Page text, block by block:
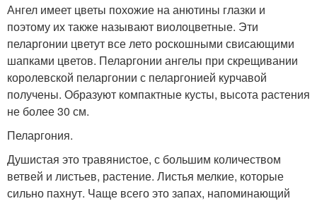
Ангел имеет цветы похожие на анютины глазки и
поэтому их также называют виолоцветные. Эти
пеларгонии цветут все лето роскошными свисающими
шапками цветов. Пеларгонии ангелы при скрещивании
королевской пеларгонии с пеларгонией курчавой
получены. Образуют компактные кусты, высота растения
не более 30 см.
Пеларгония.
Душистая это травянистое, с большим количеством
ветвей и листьев, растение. Листья мелкие, которые
сильно пахнут. Чаще всего это запах, напоминающий